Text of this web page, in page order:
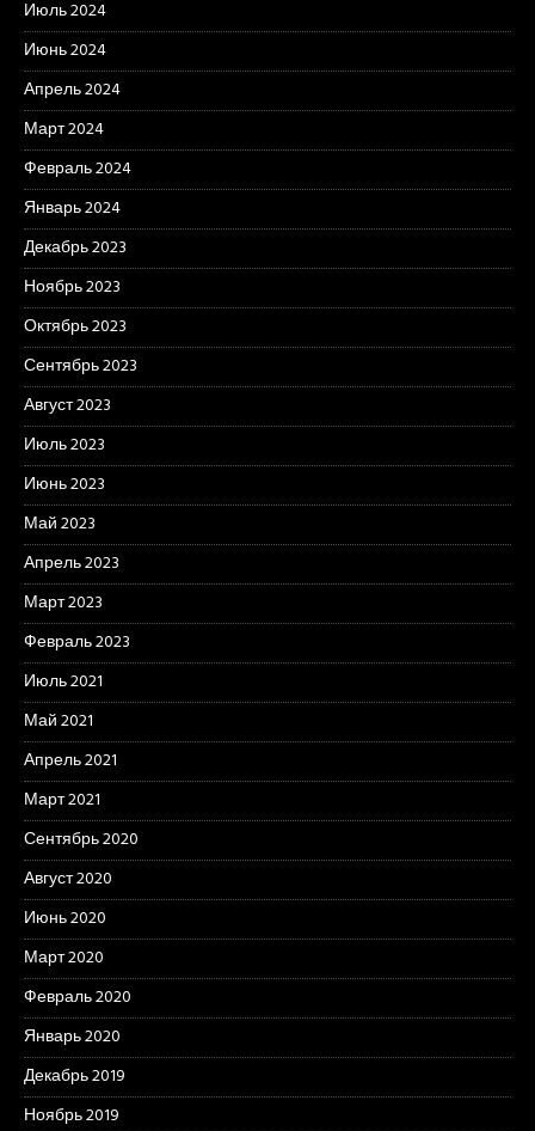
Июль 2024
Июнь 2024
Апрель 2024
Март 2024
Февраль 2024
Январь 2024
Декабрь 2023
Ноябрь 2023
Октябрь 2023
Сентябрь 2023
Август 2023
Июль 2023
Июнь 2023
Май 2023
Апрель 2023
Март 2023
Февраль 2023
Июль 2021
Май 2021
Апрель 2021
Март 2021
Сентябрь 2020
Август 2020
Июнь 2020
Март 2020
Февраль 2020
Январь 2020
Декабрь 2019
Ноябрь 2019